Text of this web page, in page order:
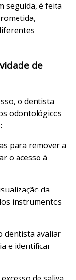
seguida, é feita
de
o dentista
odontológicos
para remover a
o acesso à
da
instrumentos
dentista avaliar
e identificar